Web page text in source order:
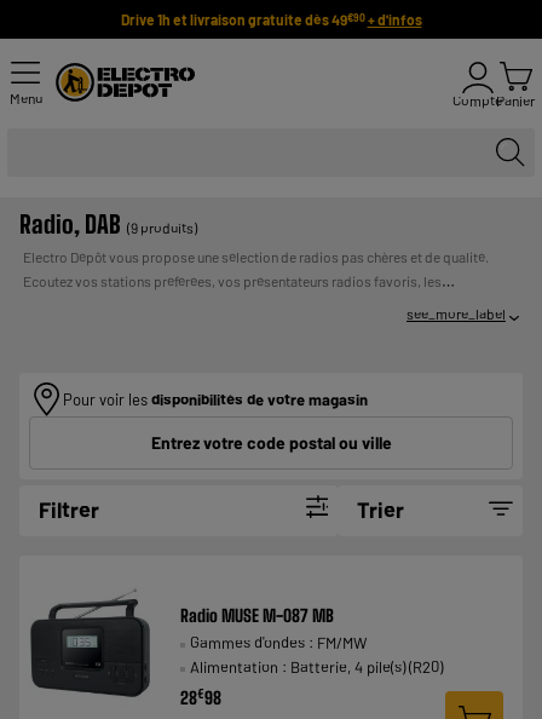
Drive 1h et livraison gratuite dès 49€90 + d'infos
Menu ComptePanier
Radio, DAB (9 produits)
Electro Dépôt vous propose une sélection de radios pas chères et de qualité.
Ecoutez vos stations préférées, vos présentateurs radios favoris, les
VERIFIEZ VOS CAPACITES DE REMBOURSEMENT AVANT DE
VOUS ENGAGER.
see_more_label
Pour voir lesdisponibilités de votre magasin
Entrez votre code postal ou ville
Filtrer Trier
Radio MUSE M-087 MB
Gammes d'ondes : FM/MW
Alimentation : Batterie, 4 pile(s) (R20)
28€98